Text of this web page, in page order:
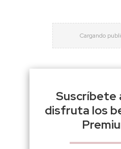
Suscríbete
disfruta los